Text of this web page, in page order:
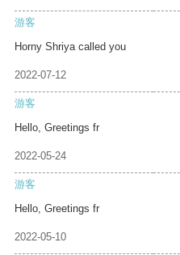
游客
Horny Shriya called you
2022-07-12
游客
Hello, Greetings fr
2022-05-24
游客
Hello, Greetings fr
2022-05-10